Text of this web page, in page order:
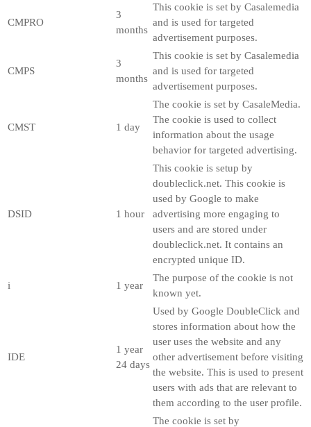
CMPRO
3
months
This cookie is set by Casalemedia
and is used for targeted
advertisement purposes.
CMPS
3
months
This cookie is set by Casalemedia
and is used for targeted
advertisement purposes.
CMST 1 day
The cookie is set by CasaleMedia.
The cookie is used to collect
information about the usage
behavior for targeted advertising.
DSID 1 hour
This cookie is setup by
doubleclick.net. This cookie is
used by Google to make
advertising more engaging to
users and are stored under
doubleclick.net. It contains an
encrypted unique ID.
i 1 year
The purpose of the cookie is not
known yet.
IDE
1 year
24 days
Used by Google DoubleClick and
stores information about how the
user uses the website and any
other advertisement before visiting
the website. This is used to present
users with ads that are relevant to
them according to the user profile.
The cookie is set by